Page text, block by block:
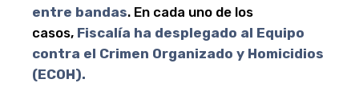
entre bandas. En cada uno de los
casos, Fiscalía ha desplegado al Equipo
contra el Crimen Organizado y Homicidios
(ECOH).